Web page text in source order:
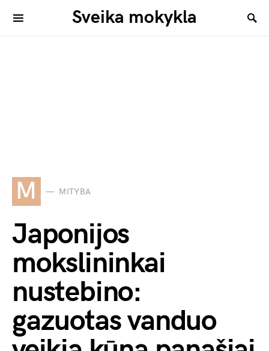
Sveika mokykla
M MITYBA
Japonijos
mokslininkai
nustebino:
gazuotas vanduo